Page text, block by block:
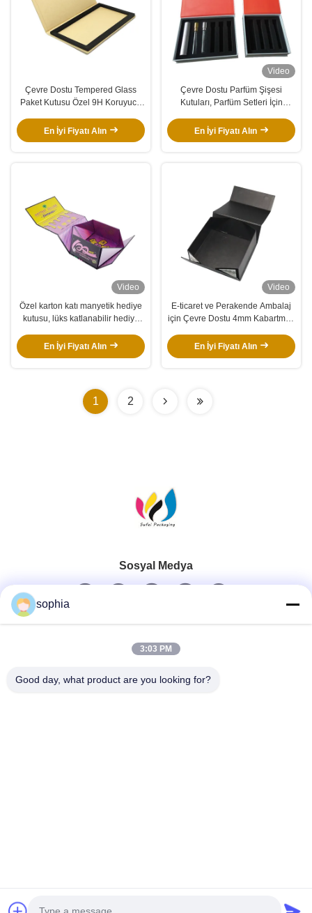
Çevre Dostu Tempered Glass
Paket Kutusu Özel 9H Koruyucu
Paketleme
En İyi Fiyatı Alın
Video
Çevre Dostu Parfüm Şişesi
Kutuları, Parfüm Setleri İçin
Kutular
En İyi Fiyatı Alın
Video
Özel karton katı manyetik hediye
kutusu, lüks katlanabilir hediye
En İyi Fiyatı Alın
Video
E-ticaret ve Perakende Ambalaj
için Çevre Dostu 4mm Kabartmalı
Kutusu
En İyi Fiyatı Alın
1 2
Sosyal Medya
Hızlı iletişim
Çin İyi Kalite Paketleme kağıt kutu Tedarikçi. Telif hakkı © 2025-
sophia
3:03 PM
Good day, what product are you looking for?